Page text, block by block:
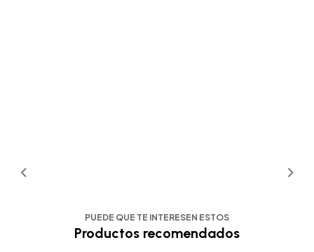
PUEDE QUE TE INTERESEN ESTOS
Productos recomendados